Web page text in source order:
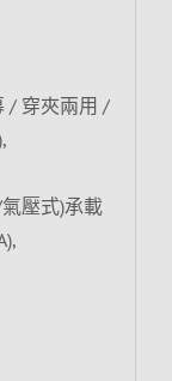
/ 穿夾兩用 /
壓式)承載